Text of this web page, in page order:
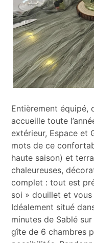
Entièrement équipé,
accueille toute
extérieur, Espace et
mots de ce
haute saison) et
chaleureuses,
complet : tout est
soi » douillet et vous
Idéalement situé
minutes de Sablé
gîte de 6 chambres